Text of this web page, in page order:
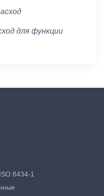
для функции
8434-1